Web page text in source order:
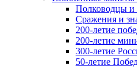
Полководцы и
Сражения и
200-летие
200-летие
300-летие
50-летие